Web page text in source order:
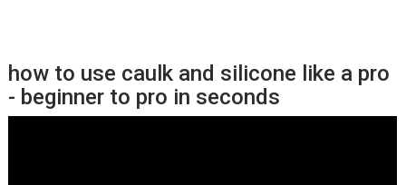
how to use caulk and silicone like a pro
- beginner to pro in seconds